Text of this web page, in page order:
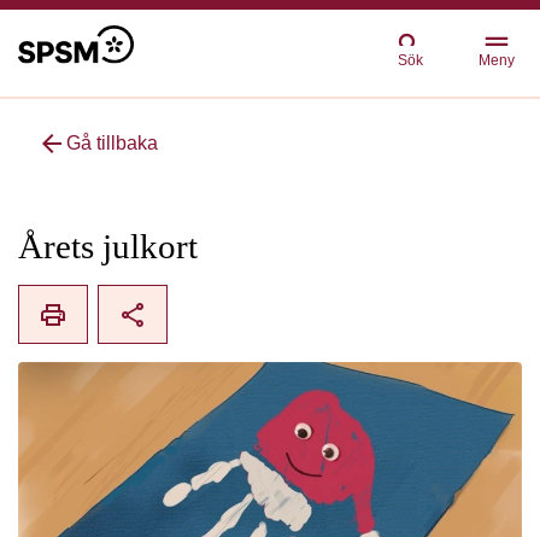
Sök Meny
arrow_back Gå tillbaka
Årets julkort
print share